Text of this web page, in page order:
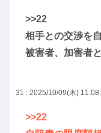
>>22
相手との交渉を
被害者、加害者
31 : 2025/10/09(木)
>>22